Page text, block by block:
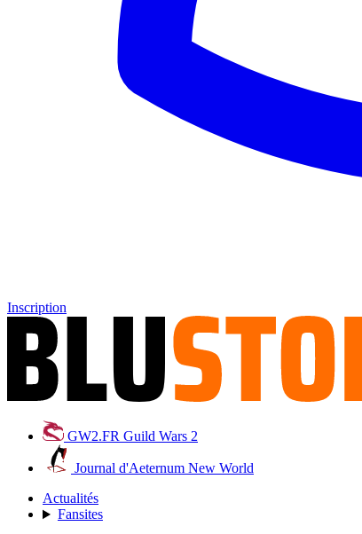
Inscription
GW2.FR Guild Wars 2
Journal d'Aeternum New World
Actualités
Fansites